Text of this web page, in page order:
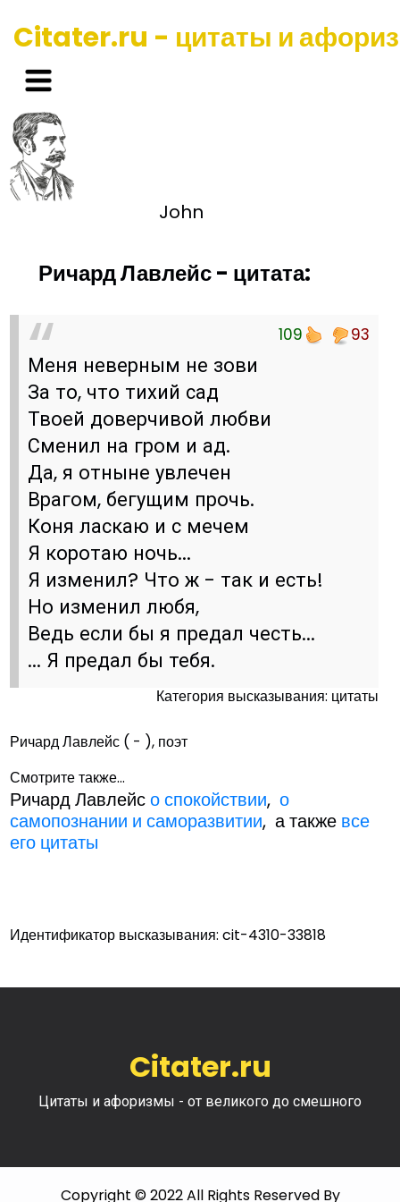
Citater.ru - цитаты и
John
Ричард Лавлейс - цитата:
109 93
Меня неверным не зови
За то, что тихий сад
Твоей доверчивой любви
Сменил на гром и ад.
Да, я отныне увлечен
Врагом, бегущим прочь.
Коня ласкаю и с мечем
Я коротаю ночь...
Я изменил? Что ж - так и есть!
Но изменил любя,
Ведь если бы я предал честь...
... Я предал бы тебя.
Категория высказывания: цитаты
Ричард Лавлейс ( - ), поэт
Смотрите также...
Ричард Лавлейсо спокойствии,о
самопознании и саморазвитии, а также все
его цитаты
Идентификатор высказывания: cit-4310-33818
Citater.ru
Цитаты и афоризмы - от великого до смешного
Copyright © 2022 All Rights Reserved By